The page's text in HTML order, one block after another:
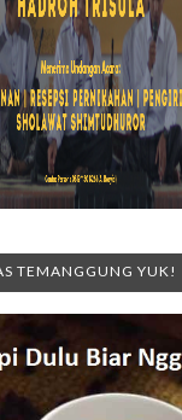
TEMANGGUNG YUK!